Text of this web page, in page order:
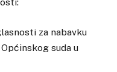
za nabavku
suda u